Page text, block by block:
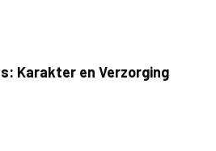
Karakter en Verzorging